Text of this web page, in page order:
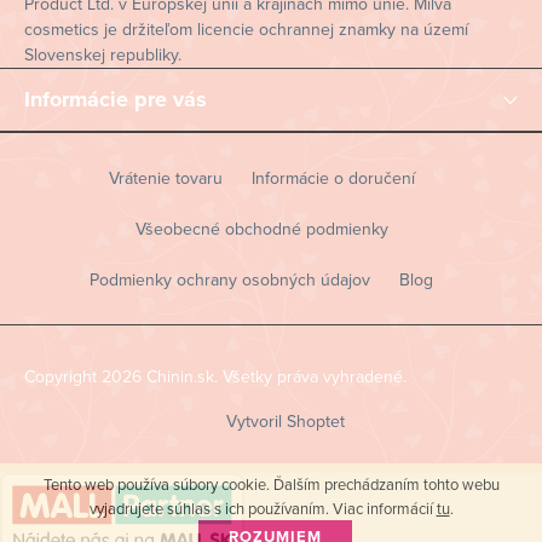
Tento web používa súbory cookie. Ďalším prechádzaním tohto webu
vyjadrujete súhlas s ich používaním. Viac informáciítu.
ROZUMIEM
cosmetics je držiteľom licencie ochrannej znamky na území
Slovenskej republiky.
Informácie pre vás
Vrátenie tovaru Informácie o doručení
Všeobecné obchodné podmienky
Podmienky ochrany osobných údajov Blog
Vytvoril Shoptet
Copyright 2026 Chinin.sk. Všetky práva vyhradené.